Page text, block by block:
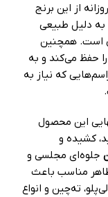
از این برنج
دلیل طبیعی
است. همچنین
حفظ می‌کند و به
که نیاز به
این محصول
کشیده و
جلوه‌ای مجلسی و
مناسب باعث
ته‌چین و انواع